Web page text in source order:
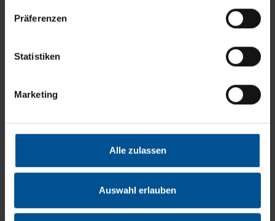
Präferenzen
Statistiken
Marketing
Alle zulassen
Auswahl erlauben
450 - 750 m³/an